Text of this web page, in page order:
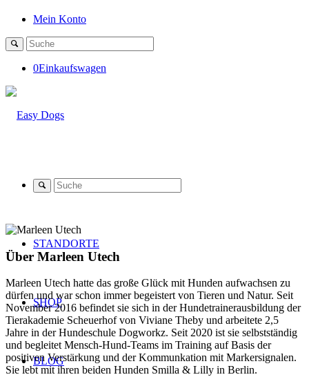
Mein Konto
0Einkaufswagen
STANDORTE
SHOP
BLOG
Über Marleen Utech
Marleen Utech hatte das große Glück mit Hunden aufwachsen zu
dürfen und war schon immer begeistert von Tieren und Natur. Seit
November 2016 befindet sie sich in der Hundetrainerausbildung der
Tierakademie Scheuerhof von Viviane Theby und arbeitete 2,5
Jahre in der Hundeschule Dogworkz. Seit 2020 ist sie selbstständig
und begleitet Mensch-Hund-Teams im Training auf Basis der
positiven Verstärkung und der Kommunkation mit Markersignalen.
Sie lebt mit ihren beiden Hunden Smilla & Lilly in Berlin.